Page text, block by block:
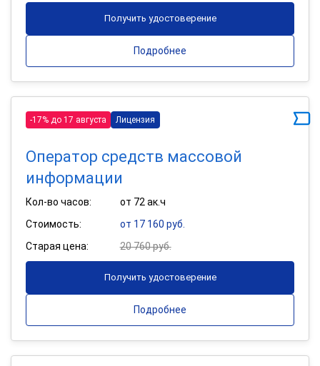
Получить удостоверение
Подробнее
-17% до 17 августа Лицензия
Оператор средств массовой
информации
Кол-во часов:
от 72 ак.ч
Стоимость:
от 17 160 руб.
Старая цена:
20 760 руб.
Получить удостоверение
Подробнее